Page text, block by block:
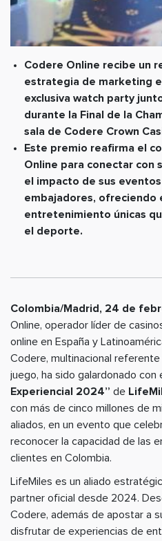
Codere Online recibe un
estrategia de marketing
exclusiva watch party
durante la Final de la
sala de Codere Crown
Este premio reafirma el
Online para conectar con
el impacto de sus
embajadores, ofreciendo
entretenimiento únicas
el deporte.
Colombia/Madrid, 24 de
Online, operador líder de
online en España y
Codere, multinacional
juego, ha sido galardonado con
Experiencial 2024” de
con más de cinco millones de
aliados, en un evento que
reconocer la capacidad de las
clientes en Colombia.
LifeMiles es un aliado
partner oficial desde 2024.
Codere, además de apostar a
disfrutar de experiencias de